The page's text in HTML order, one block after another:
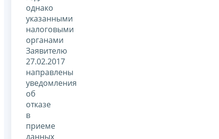
однако
указанными
налоговыми
органами
Заявителю
27.02.2017
направлены
уведомления
об
отказе
в
приеме
данных